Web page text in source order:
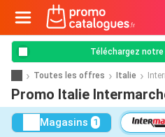
Téléchargez
Toutes les offres Italie
Promo Italie
Magasins 1